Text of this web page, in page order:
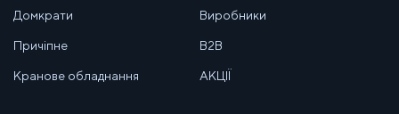
Домкрати
Причіпне
Кранове обладнання
Виробники
B2B
АКЦІЇ